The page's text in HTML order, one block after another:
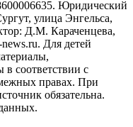
Юридический
улица Энгельса,
Д.М. Караченцева,
Для детей
соответствии с
правах. При
обязательна.